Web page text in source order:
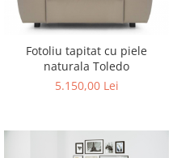
Fotoliu tapitat cu piele
naturala Toledo
5.150,00 Lei